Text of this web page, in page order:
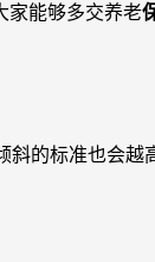
家能够多交养老
的标准也会越